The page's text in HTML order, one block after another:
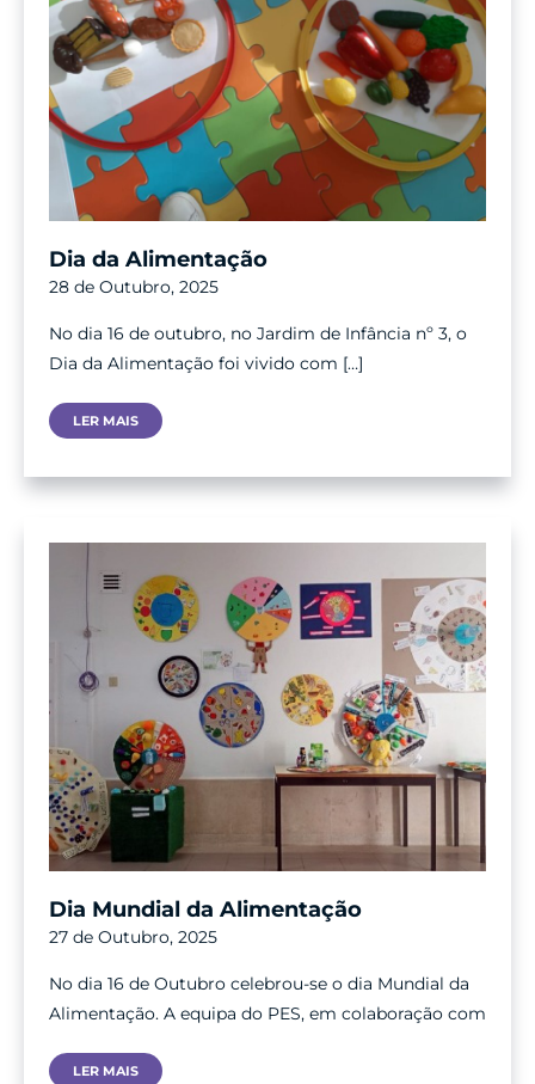
Dia da Alimentação
28 de Outubro, 2025
No dia 16 de outubro, no Jardim de Infância nº 3, o
Dia da Alimentação foi vivido com […]
Dia
Alimentação
LER MAIS
Dia Mundial da Alimentação
27 de Outubro, 2025
No dia 16 de Outubro celebrou-se o dia Mundial da
Alimentação. A equipa do PES, em colaboração com
Dia
LER MAIS